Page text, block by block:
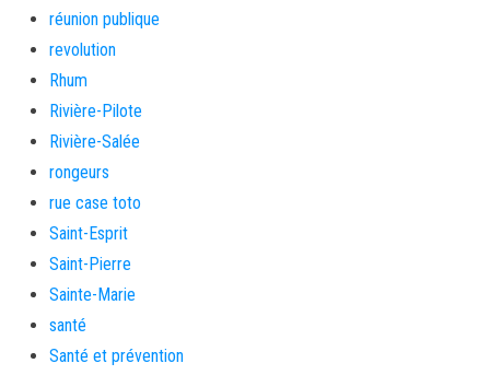
réunion publique
revolution
Rhum
Rivière-Pilote
Rivière-Salée
rongeurs
rue case toto
Saint-Esprit
Saint-Pierre
Sainte-Marie
santé
Santé et prévention